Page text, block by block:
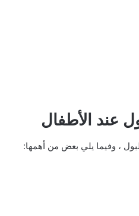
عند الأطفال
، وفيما يلي بعض من أهمها: